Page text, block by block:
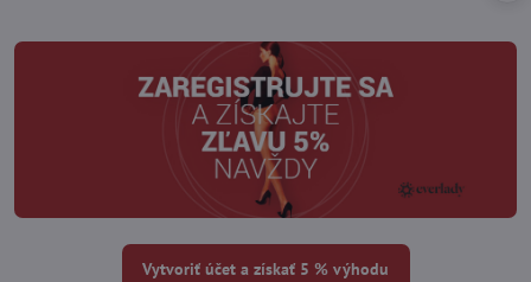
Vytvoriť účet a získať 5 % výhodu